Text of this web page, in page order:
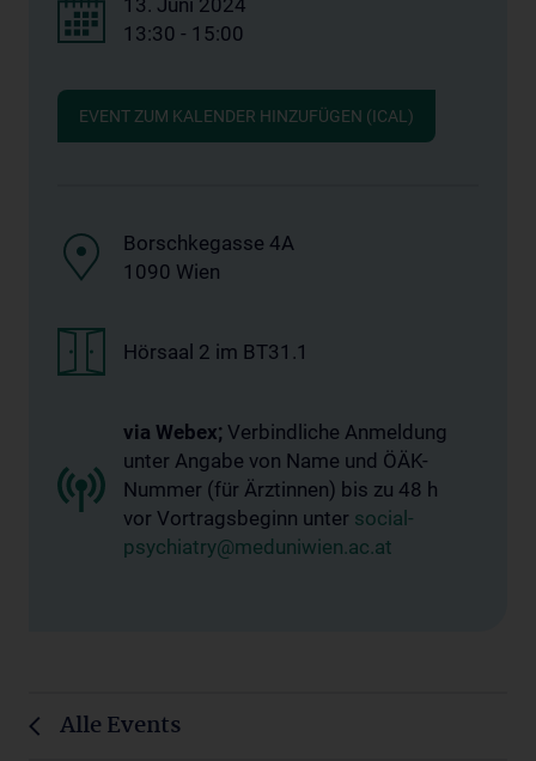
13:30 - 15:00
EVENT ZUM KALENDER HINZUFÜGEN (ICAL)
Borschkegasse 4A
1090 Wien
Hörsaal 2 im BT31.1
via Webex; Verbindliche Anmeldung
unter Angabe von Name und ÖÄK-
Nummer (für Ärztinnen) bis zu 48 h
vor Vortragsbeginn unter social-
psychiatry@meduniwien.ac.at
Alle Events